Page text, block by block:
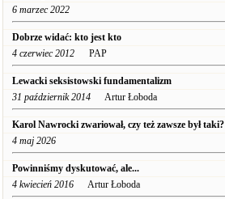
6 marzec 2022
Dobrze widać: kto jest kto
4 czerwiec 2012 PAP
Lewacki seksistowski fundamentalizm
31 październik 2014 Artur Łoboda
Karol Nawrocki zwariował, czy też zawsze był taki?
4 maj 2026
Powinniśmy dyskutować, ale...
4 kwiecień 2016 Artur Łoboda